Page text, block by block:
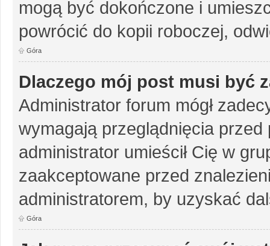
mogą być dokończone i
powrócić do kopii roboczej,
Góra
Dlaczego mój post musi być
Administrator forum mógł
wymagają przeglądnięcia
administrator umieścił Cię w
zaakceptowane przed
administratorem, by uzyskać
Góra